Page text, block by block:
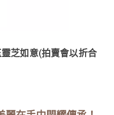
芝如意(拍賣會以折合